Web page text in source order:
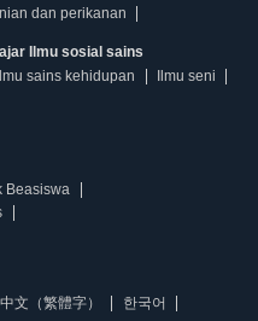
dan perikanan
Ilmu sosial sains
Ilmu sains kehidupan
Ilmu seni
Beasiswa
中文（繁體字）
한국어